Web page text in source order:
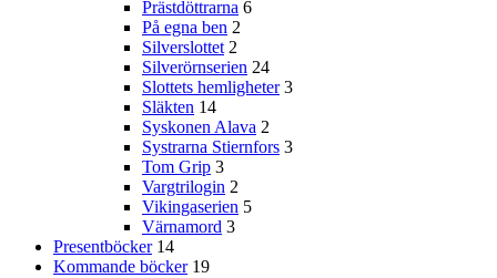
Prästdöttrarna 6
På egna ben 2
Silverslottet 2
Silverörnserien 24
Slottets hemligheter 3
Släkten 14
Syskonen Alava 2
Systrarna Stiernfors 3
Tom Grip 3
Vargtrilogin 2
Vikingaserien 5
Värnamord 3
Presentböcker 14
Kommande böcker 19